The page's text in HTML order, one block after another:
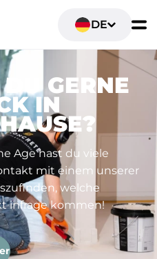
DE
GERNE
IN
Age hast du viele
mit einem unserer
welche
infrage kommen!